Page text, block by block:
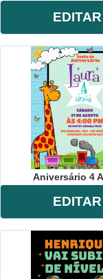
EDITAR
Aniversário 4
EDITAR